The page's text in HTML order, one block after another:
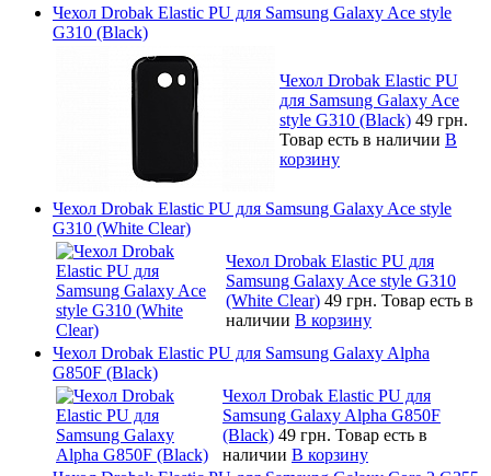
Чехол Drobak Elastic PU для Samsung Galaxy Ace style
G310 (Black)
Чехол Drobak Elastic PU
для Samsung Galaxy Ace
style G310 (Black) 49 грн.
Товар есть в наличии В
корзину
Чехол Drobak Elastic PU для Samsung Galaxy Ace style
G310 (White Clear)
Чехол Drobak Elastic PU для
Samsung Galaxy Ace style G310
(White Clear) 49 грн. Товар есть в
наличии В корзину
Чехол Drobak Elastic PU для Samsung Galaxy Alpha
G850F (Black)
Чехол Drobak Elastic PU для
Samsung Galaxy Alpha G850F
(Black) 49 грн. Товар есть в
наличии В корзину